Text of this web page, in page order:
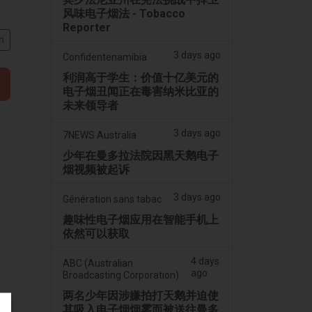
风味电子烟法 - Tobacco
Reporter
Confidentenamibia 3 days ago
利润高于学生：价值十亿美元的
电子烟丑闻正在毒害纳米比亚的
未来领导者
7NEWS Australia 3 days ago
少年在曼多拉法院因黑天鹅电子
烟视频被起诉
Génération sans tabac 3 days ago
趣味性电子烟应用在智能手机上
依然可以获取
ABC (Australian
Broadcasting Corporation)
4 days
ago
两名少年因涉嫌拍打天鹅并迫使